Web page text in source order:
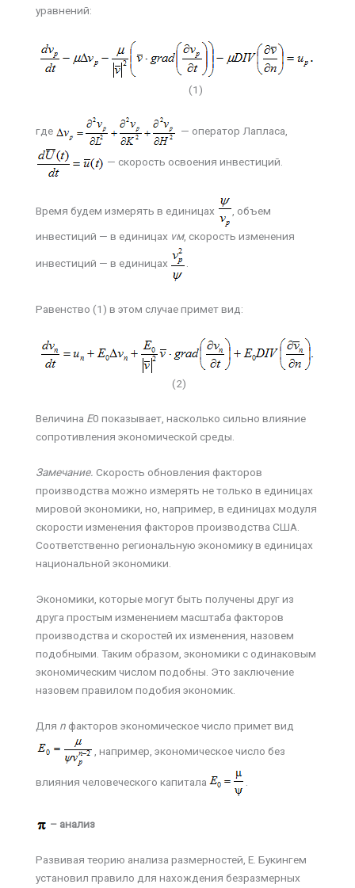
уравнений:
(1)
где — оператор Лапласа,
— скорость освоения инвестиций.
Время будем измерять в единицах , объем
инвестиций — в единицах vм, скорость изменения
инвестиций — в единицах
Равенство (1) в этом случае примет вид:
(2)
Величина Е0 показывает, насколько сильно влияние
сопротивления экономической среды.
Замечание. Скорость обновления факторов
производства можно измерять не только в единицах
мировой экономики, но, например, в единицах модуля
скорости изменения факторов производства США.
Соответственно региональную экономику в единицах
национальной экономики.
Экономики, которые могут быть получены друг из
друга простым изменением масштаба факторов
производства и скоростей их изменения, назовем
подобными. Таким образом, экономики с одинаковым
экономическим числом подобны. Это заключение
назовем правилом подобия экономик.
Для n факторов экономическое число примет вид
, например, экономическое число без
влияния человеческого капитала
– анализ
Развивая теорию анализа размерностей, Е. Букингем
установил правило для нахождения безразмерных